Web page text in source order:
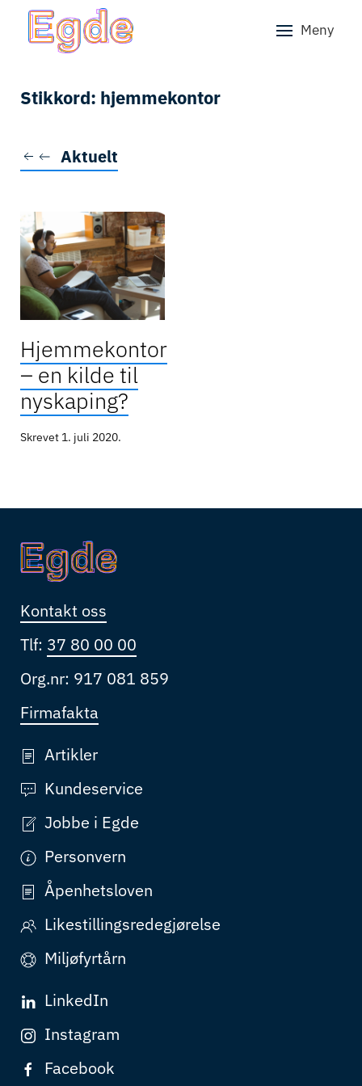
Skip to main content Meny
Stikkord: hjemmekontor
Aktuelt
Hjemmekontor
– en kilde til
nyskaping?
Skrevet 1. juli 2020.
Kontakt oss
Tlf: 37 80 00 00
Org.nr: 917 081 859
Firmafakta
Artikler
Kundeservice
Jobbe i Egde
Personvern
Åpenhetsloven
Likestillingsredegjørelse
Miljøfyrtårn
LinkedIn
Instagram
Facebook